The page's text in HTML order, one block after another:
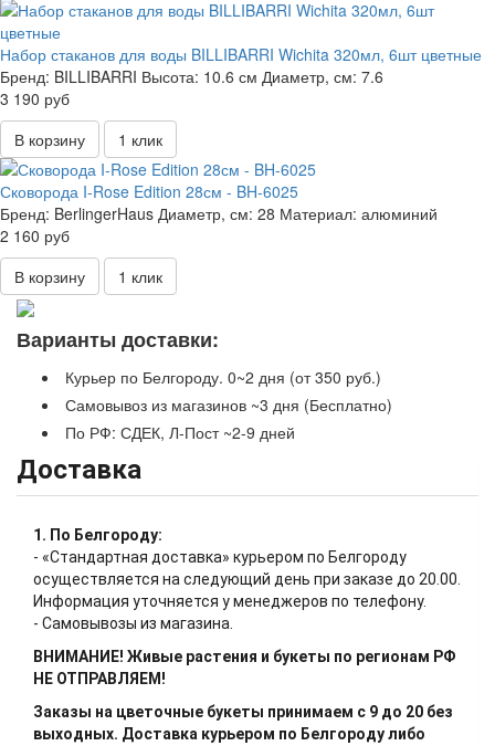
Набор стаканов для воды BILLIBARRI Wichita 320мл, 6шт цветные
Бренд: BILLIBARRI Высота: 10.6 см Диаметр, см: 7.6
3 190 руб
В корзину
1 клик
Сковорода I-Rose Edition 28см - BH-6025
Бренд: BerlingerHaus Диаметр, см: 28 Материал: алюминий
2 160 руб
В корзину
1 клик
Варианты доставки:
Курьер по Белгороду. 0~2 дня (от 350 руб.)
Самовывоз из магазинов ~3 дня (Бесплатно)
По РФ: СДЕК, Л-Пост ~2-9 дней
Доставка
1. По Белгороду:
- «Стандартная доставка» курьером по Белгороду
осуществляется на следующий день при заказе до 20.00.
Информация уточняется у менеджеров по телефону.
- Самовывозы из магазина.
ВНИМАНИЕ! Живые растения и букеты по регионам РФ
НЕ ОТПРАВЛЯЕМ!
Заказы на цветочные букеты принимаем с 9 до 20 без
выходных. Доставка курьером по Белгороду либо